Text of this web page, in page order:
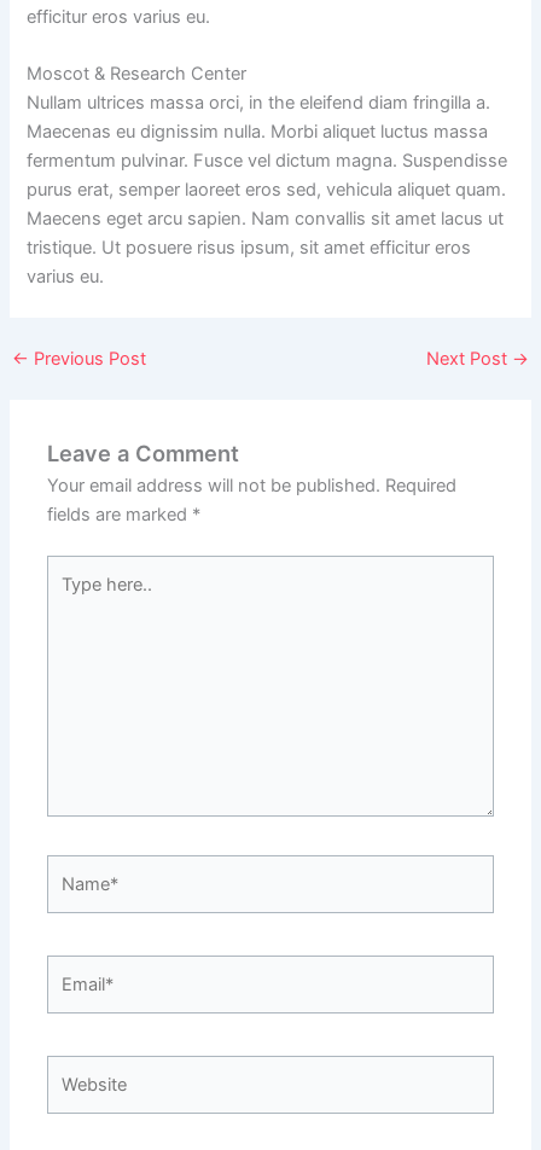
efficitur eros varius eu.
Moscot & Research Center
Nullam ultrices massa orci, in the eleifend diam fringilla a.
Maecenas eu dignissim nulla. Morbi aliquet luctus massa
fermentum pulvinar. Fusce vel dictum magna. Suspendisse
purus erat, semper laoreet eros sed, vehicula aliquet quam.
Maecens eget arcu sapien. Nam convallis sit amet lacus ut
tristique. Ut posuere risus ipsum, sit amet efficitur eros
varius eu.
← Previous Post Next Post →
Leave a Comment
Your email address will not be published. Required
fields are marked *
here..